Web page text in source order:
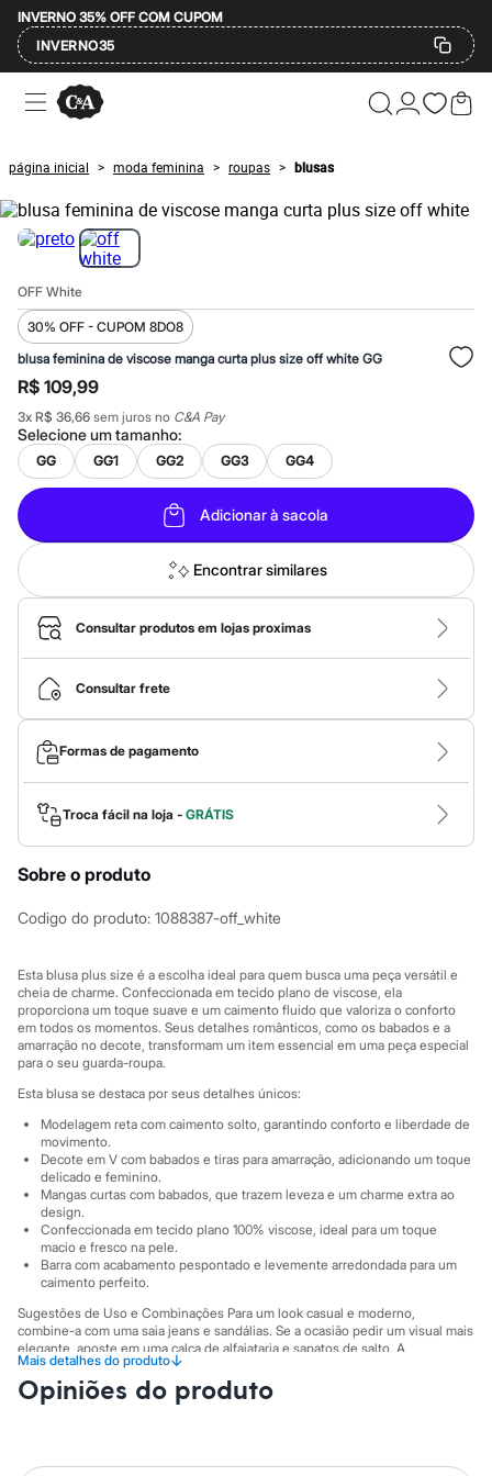
INVERNO 35% OFF COM CUPOM
INVERNO35
Ofertas
Compre por Departamento
Masculino
Infantil
Calçados
Mindse7
Plus Size
Até 20% off
Até 60% off
A partir de 60% off
Feminino
Em alta
Inverno
Alfaiataria
Novidades
Roupas
Blusas e Camisetas
Básicos
Calças
Casacos e Jaquetas
Jeans
Macacões
Saias
Shorts e Bermudas
Vestidos
Acessórios
Bolsas
Bonés e Chapéus
Bijoux
Cintos
Óculos
Relógios
Calçados
Chinelos
Rasteirinhas
Sandálias
Sapatilhas
Marcas
City
Mindset
Sawary
Yessica
Moda esportiva
Acessórios
Blusas
Calçados
Shorts e Bermudas
Tops
Moda íntima
Calcinhas
Cintas e Modeladores
Meias
Pijamas
Sutiãs e Tops
Moda praia
Biquínis
Maiôs
Saídas de praia
Personagens
Plus size
Blusas e Camisetas
Jeans
página inicial > moda feminina > roupas > blusas
OFF White
30% OFF - CUPOM 8DO8
blusa feminina de viscose manga curta plus size off white GG
R$ 109,99
3x R$ 36,66 sem juros no C&A Pay
Selecione umtamanho:
GG GG1 GG2 GG3 GG4
Adicionar à sacola
Encontrar similares
Consultar produtos em lojas proximas
Consultar frete
Formas de pagamento
Troca fácil na loja - GRÁTIS
Sobre o produto
Codigo do produto: 1088387-off_white
Esta blusa plus size é a escolha ideal para quem busca uma peça versátil e
cheia de charme. Confeccionada em tecido plano de viscose, ela
proporciona um toque suave e um caimento fluido que valoriza o conforto
em todos os momentos. Seus detalhes românticos, como os babados e a
amarração no decote, transformam um item essencial em uma peça especial
para o seu guarda-roupa.
Esta blusa se destaca por seus detalhes únicos:
Modelagem reta com caimento solto, garantindo conforto e liberdade de
movimento.
Decote em V com babados e tiras para amarração, adicionando um toque
delicado e feminino.
Mangas curtas com babados, que trazem leveza e um charme extra ao
design.
Confeccionada em tecido plano 100% viscose, ideal para um toque
macio e fresco na pele.
Barra com acabamento pespontado e levemente arredondada para um
caimento perfeito.
Sugestões de Uso e Combinações Para um look casual e moderno,
combine-a com uma saia jeans e sandálias. Se a ocasião pedir um visual mais
elegante, aposte em uma calça de alfaiataria e sapatos de salto. A
versatilidade desta blusa permite que ela transite facilmente do trabalho ao
happy hour, adaptando-se ao seu estilo com facilidade.
Mais detalhes do produto↓
Opiniões do produto